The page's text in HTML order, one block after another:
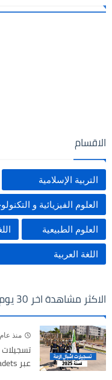
الاقسام
التربية الإسلامية
العلوم الفيزيائية و
العلوم الطبيعية
اللغة العربية
الاكثر مشاهدة اخر 30 يوم
منذ عام
عبر preinscription.mdn.dz/cadets